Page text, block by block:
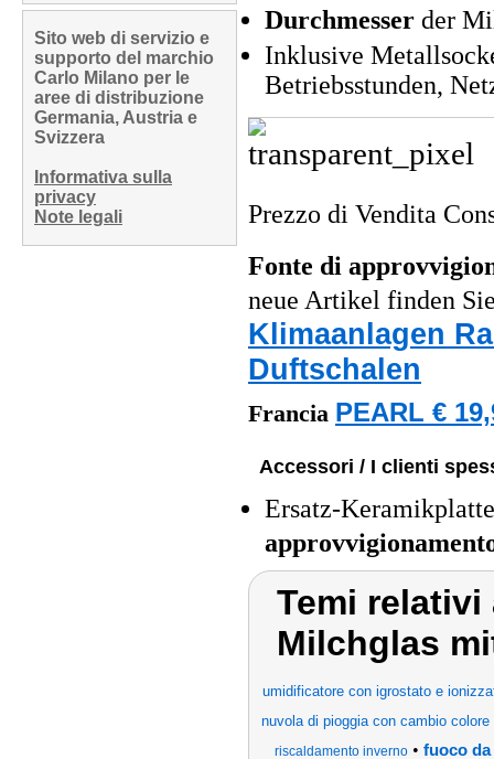
Sito web di servizio e
supporto del marchio
Carlo Milano per le
aree di distribuzione
Germania, Austria e
Svizzera
Informativa sulla
privacy
Note legali
Durchmesser der
Inklusive
Betriebsstunden,
Prezzo di Vendita
Fonte di
neue Artikel finden
Klimaanlagen
Duftschalen
Francia PEARL €
Accessori / I clienti
Ersatz-
Temi relativi
Milchglas
umidificatore con igrostato e
nuvola di pioggia con cambio
riscaldamento inverno • fuoco